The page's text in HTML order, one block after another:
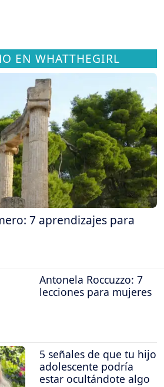
EN WHATTHEGIRL
7 aprendizajes para
Antonela Roccuzzo: 7
lecciones para mujeres
5 señales de que tu hijo
adolescente podría
estar ocultándote algo